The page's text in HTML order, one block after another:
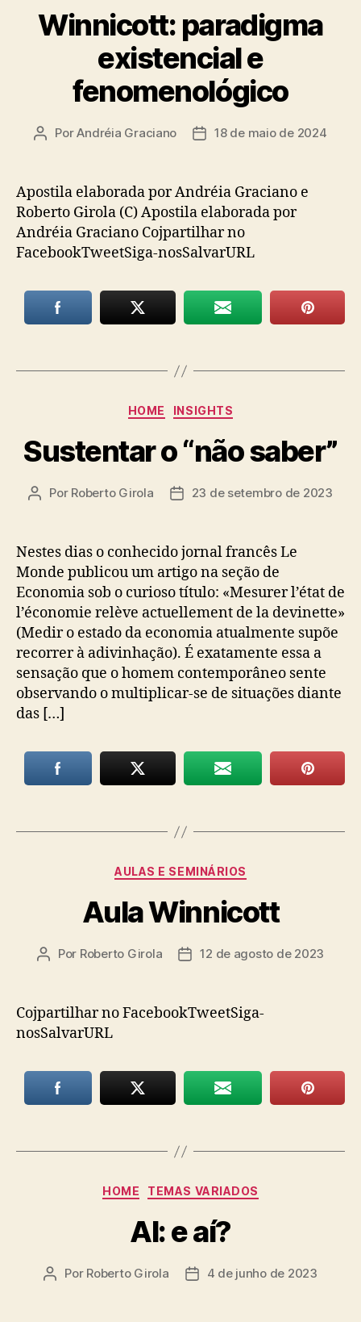
Winnicott: paradigma
existencial e
fenomenológico
Autor
PorAndréia Graciano
Data18 de maio de 2024
Apostila elaborada por Andréia Graciano e
Roberto Girola (C) Apostila elaborada por
Andréia Graciano Cojpartilhar no
FacebookTweetSiga-nosSalvarURL
Categorias
HOME INSIGHTS
Sustentar o “não saber”
Autor
Por Roberto Girola
Data23 de setembro de 2023
Nestes dias o conhecido jornal francês Le
Monde publicou um artigo na seção de
Economia sob o curioso título: «Mesurer l’état de
l’économie relève actuellement de la devinette»
(Medir o estado da economia atualmente supõe
recorrer à adivinhação). É exatamente essa a
sensação que o homem contemporâneo sente
observando o multiplicar-se de situações diante
das […]
Categorias
AULAS E SEMINÁRIOS
Aula Winnicott
Autor
Por Roberto Girola
Data12 de agosto de 2023
Cojpartilhar no FacebookTweetSiga-
nosSalvarURL
Categorias
HOME TEMAS VARIADOS
AI: e aí?
Autor
Por Roberto Girola
Data4 de junho de 2023